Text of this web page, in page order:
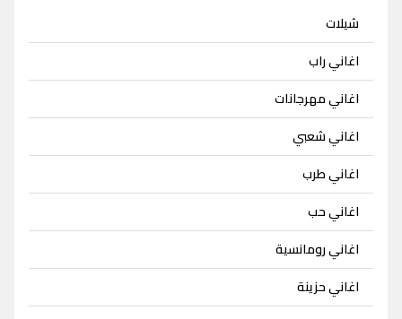
شيلات
اغاني راب
اغاني مهرجانات
اغاني شعبي
اغاني طرب
اغاني حب
اغاني رومانسية
اغاني حزينة